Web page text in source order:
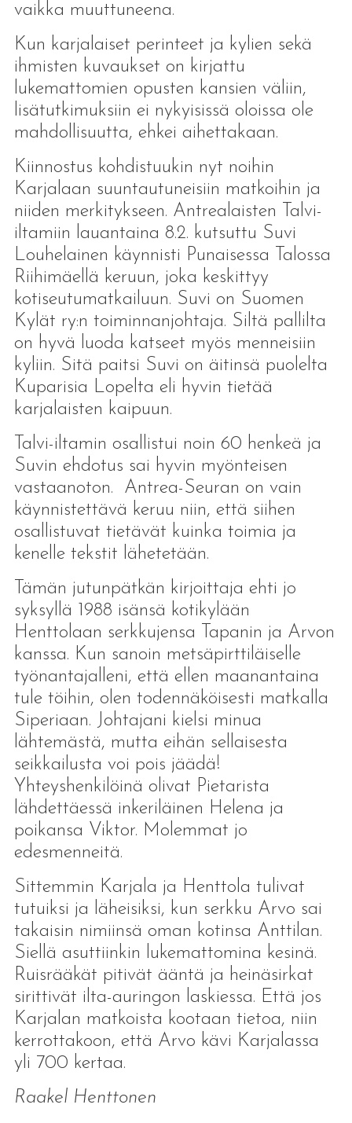
vaikka muuttuneena.
Kun karjalaiset perinteet ja kylien sekä
ihmisten kuvaukset on kirjattu
lukemattomien opusten kansien väliin,
lisätutkimuksiin ei nykyisissä oloissa ole
mahdollisuutta, ehkei aihettakaan.
Kiinnostus kohdistuukin nyt noihin
Karjalaan suuntautuneisiin matkoihin ja
niiden merkitykseen. Antrealaisten Talvi-
iltamiin lauantaina 8.2. kutsuttu Suvi
Louhelainen käynnisti Punaisessa Talossa
Riihimäellä keruun, joka keskittyy
kotiseutumatkailuun. Suvi on Suomen
Kylät ry:n toiminnanjohtaja. Siltä pallilta
on hyvä luoda katseet myös menneisiin
kyliin. Sitä paitsi Suvi on äitinsä puolelta
Kuparisia Lopelta eli hyvin tietää
karjalaisten kaipuun.
Talvi-iltamin osallistui noin 60 henkeä ja
Suvin ehdotus sai hyvin myönteisen
vastaanoton. Antrea-Seuran on vain
käynnistettävä keruu niin, että siihen
osallistuvat tietävät kuinka toimia ja
kenelle tekstit lähetetään.
Tämän jutunpätkän kirjoittaja ehti jo
syksyllä 1988 isänsä kotikylään
Henttolaan serkkujensa Tapanin ja Arvon
kanssa. Kun sanoin metsäpirttiläiselle
työnantajalleni, että ellen maanantaina
tule töihin, olen todennäköisesti matkalla
Siperiaan. Johtajani kielsi minua
lähtemästä, mutta eihän sellaisesta
seikkailusta voi pois jäädä!
Yhteyshenkilöinä olivat Pietarista
lähdettäessä inkeriläinen Helena ja
poikansa Viktor. Molemmat jo
edesmenneitä.
Sittemmin Karjala ja Henttola tulivat
tutuiksi ja läheisiksi, kun serkku Arvo sai
takaisin nimiinsä oman kotinsa Anttilan.
Siellä asuttiinkin lukemattomina kesinä.
Ruisrääkät pitivät ääntä ja heinäsirkat
sirittivät ilta-auringon laskiessa. Että jos
Karjalan matkoista kootaan tietoa, niin
kerrottakoon, että Arvo kävi Karjalassa
yli 700 kertaa.
Raakel Henttonen